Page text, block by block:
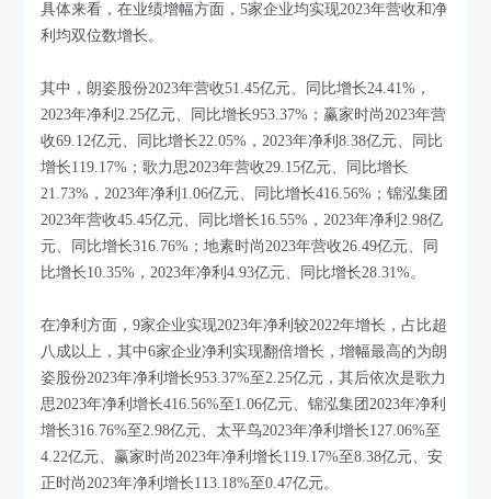
具体来看，在业绩增幅方面，5家企业均实现2023年营收和净
利均双位数增长。
其中，朗姿股份2023年营收51.45亿元、同比增长24.41%，
2023年净利2.25亿元、同比增长953.37%；赢家时尚2023年营
收69.12亿元、同比增长22.05%，2023年净利8.38亿元、同比
增长119.17%；歌力思2023年营收29.15亿元、同比增长
21.73%，2023年净利1.06亿元、同比增长416.56%；锦泓集团
2023年营收45.45亿元、同比增长16.55%，2023年净利2.98亿
元、同比增长316.76%；地素时尚2023年营收26.49亿元、同
比增长10.35%，2023年净利4.93亿元、同比增长28.31%。
在净利方面，9家企业实现2023年净利较2022年增长，占比超
八成以上，其中6家企业净利实现翻倍增长，增幅最高的为朗
姿股份2023年净利增长953.37%至2.25亿元，其后依次是歌力
思2023年净利增长416.56%至1.06亿元、锦泓集团2023年净利
增长316.76%至2.98亿元、太平鸟2023年净利增长127.06%至
4.22亿元、赢家时尚2023年净利增长119.17%至8.38亿元、安
正时尚2023年净利增长113.18%至0.47亿元。